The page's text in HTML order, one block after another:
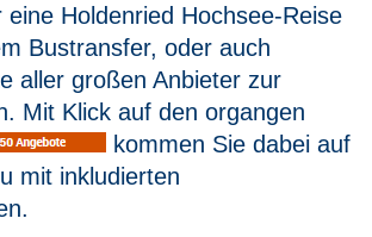
eine Holdenried Hochsee-Reise
Bustransfer, oder auch
aller großen Anbieter zur
Mit Klick auf den organgen
kommen Sie dabei auf
mit inkludierten